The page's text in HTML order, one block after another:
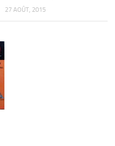
27 AOÛT, 2015